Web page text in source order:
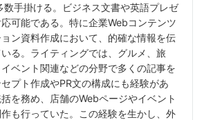
数手掛ける。ビジネス文書や英語プレゼ
可能である。特に企業Webコンテンツ
ン資料作成において、的確な情報を伝
る。ライティングでは、グルメ、旅
ベント関連などの分野で多くの記事を
プト作成やPR文の構成にも経験があ
を務め、店舗のWebページやイベント
も行っていた。この経験を生かし、外